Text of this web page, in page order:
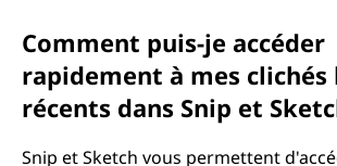
Comment puis-je accéder
rapidement à mes clichés
récents dans Snip et
Snip et Sketch vous permettent